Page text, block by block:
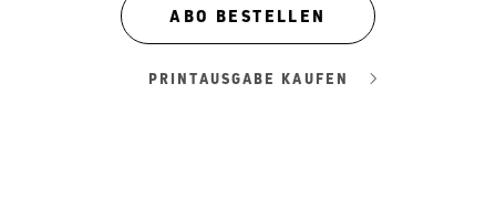
ABO BESTELLEN
PRINTAUSGABE KAUFEN